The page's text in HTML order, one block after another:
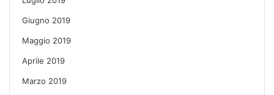
Giugno 2019
Maggio 2019
Aprile 2019
Marzo 2019